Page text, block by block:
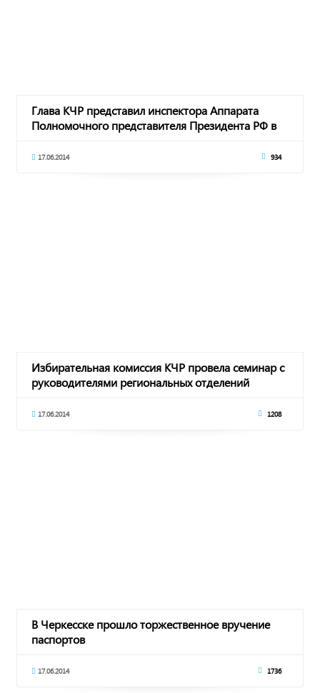
Глава КЧР представил инспектора Аппарата
Полномочного представителя Президента РФ в
17.06.2014 934
Избирательная комиссия КЧР провела семинар с
руководителями региональных отделений
17.06.2014 1208
В Черкесске прошло торжественное вручение
паспортов
17.06.2014 1736